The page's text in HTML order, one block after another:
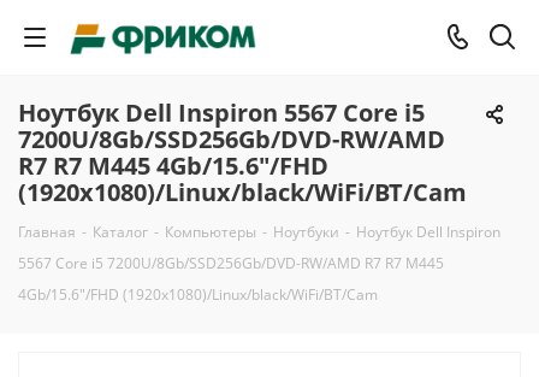
Ноутбук Dell Inspiron 5567 Core i5
7200U/8Gb/SSD256Gb/DVD-RW/AMD
R7 R7 M445 4Gb/15.6"/FHD
(1920x1080)/Linux/black/WiFi/BT/Cam
Главная - Каталог - Компьютеры - Ноутбуки - Ноутбук Dell Inspiron
5567 Core i5 7200U/8Gb/SSD256Gb/DVD-RW/AMD R7 R7 M445
4Gb/15.6"/FHD (1920x1080)/Linux/black/WiFi/BT/Cam